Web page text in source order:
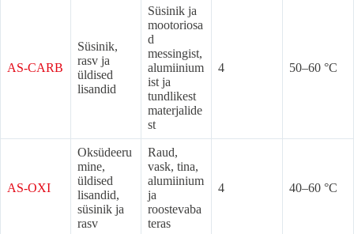
AS-CARB
Süsinik,
rasv ja
üldised
lisandid
Süsinik ja
mootoriosa
d
messingist,
alumiinium
ist ja
tundlikest
materjalide
st
4 50–60 °C
AS-OXI
Oksüdeeru
mine,
üldised
lisandid,
süsinik ja
rasv
Raud,
vask, tina,
alumiinium
ja
roostevaba
teras
4 40–60 °C